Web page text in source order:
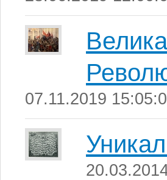
07.11.2019